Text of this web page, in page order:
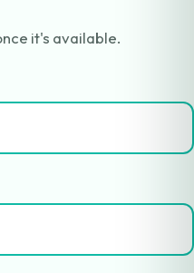
it's available.